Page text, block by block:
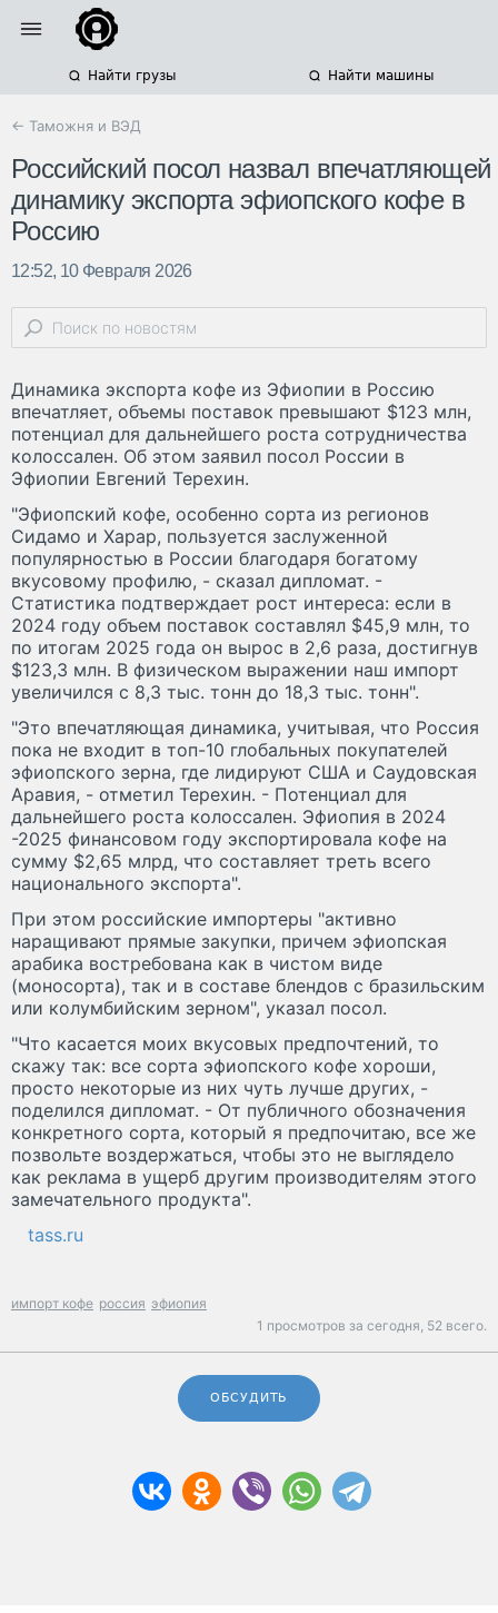
Найти грузы Найти машины
← Таможня и ВЭД
Российский ​посол назвал впечатляющей
динамику экспорта эфиопского кофе в
Россию
12:52, 10 Февраля 2026
Динамика экспорта кофе из Эфиопии в Россию
впечатляет, объемы поставок превышают $123 млн,
потенциал для дальнейшего роста сотрудничества
колоссален. Об этом заявил посол России в
Эфиопии Евгений Терехин.
"Эфиопский кофе, особенно сорта из регионов
Сидамо и Харар, пользуется заслуженной
популярностью в России благодаря богатому
вкусовому профилю, - сказал дипломат. -
Статистика подтверждает рост интереса: если в
2024 году объем поставок составлял $45,9 млн, то
по итогам 2025 года он вырос в 2,6 раза, достигнув
$123,3 млн. В физическом выражении наш импорт
увеличился с 8,3 тыс. тонн до 18,3 тыс. тонн".
"Это впечатляющая динамика, учитывая, что Россия
пока не входит в топ-10 глобальных покупателей
эфиопского зерна, где лидируют США и Саудовская
Аравия, - отметил Терехин. - Потенциал для
дальнейшего роста колоссален. Эфиопия в 2024
-2025 финансовом году экспортировала кофе на
сумму $2,65 млрд, что составляет треть всего
национального экспорта".
При этом российские импортеры "активно
наращивают прямые закупки, причем эфиопская
арабика востребована как в чистом виде
(моносорта), так и в составе блендов с бразильским
или колумбийским зерном", указал посол.
"Что касается моих вкусовых предпочтений, то
скажу так: все сорта эфиопского кофе хороши,
просто некоторые из них чуть лучше других, -
поделился дипломат. - От публичного обозначения
конкретного сорта, который я предпочитаю, все же
позвольте воздержаться, чтобы это не выглядело
как реклама в ущерб другим производителям этого
замечательного продукта".
tass.ru
импорт кофе россия эфиопия
1 просмотров за сегодня, 52 всего.
ОБСУДИТЬ